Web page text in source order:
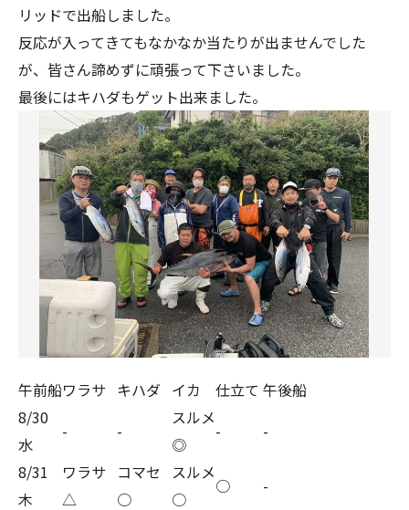
リッドで出船しました。
反応が入ってきてもなかなか当たりが出ませんでした
が、皆さん諦めずに頑張って下さいました。
最後にはキハダもゲット出来ました。
午前船ワラサ キハダ イカ 仕立て 午後船
8/30
水
- -
スルメ
◎
-
-
8/31
木
ワラサ
△
コマセ
○
スルメ
○
○ -